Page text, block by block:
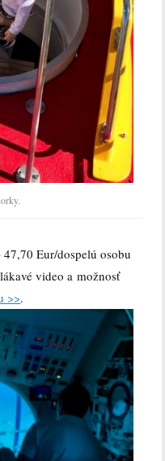
Eur/dospelú osobu
video a možnosť
>>.